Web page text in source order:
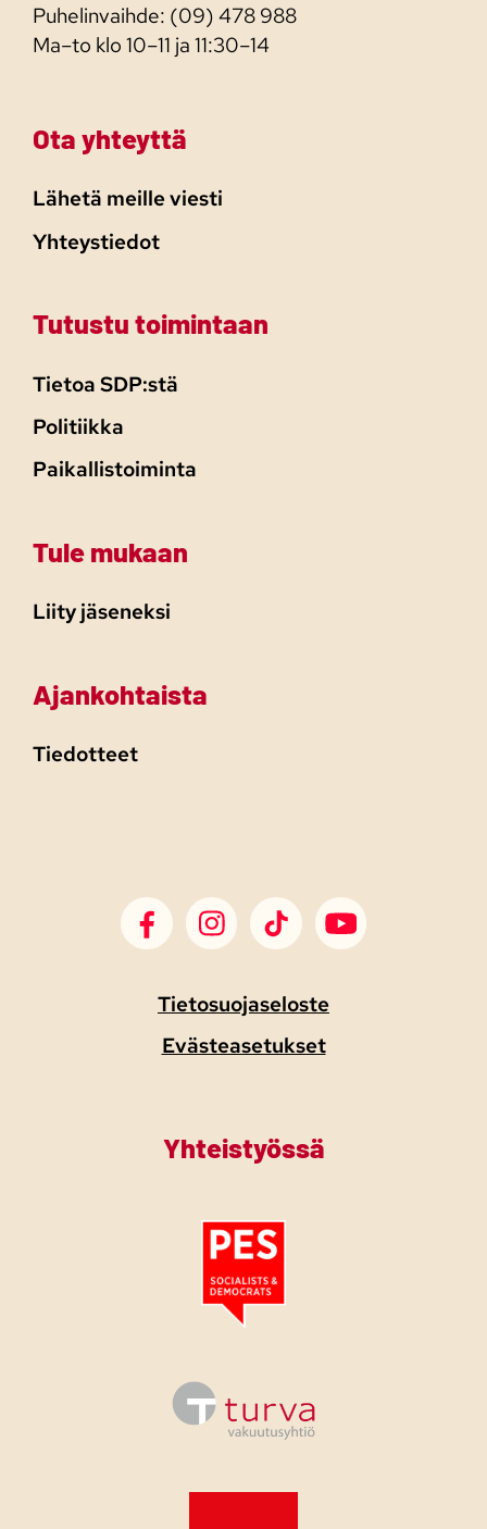
Puhelinvaihde: (09) 478 988
Ma–to klo 10–11 ja 11:30–14
Ota yhteyttä
Lähetä meille viesti
Yhteystiedot
Tutustu toimintaan
Tietoa SDP:stä
Politiikka
Paikallistoiminta
Tule mukaan
Liity jäseneksi
Ajankohtaista
Tiedotteet
SDP Facebook
SDP Instagram
SDP TikTokSDP Youtube
Tietosuojaseloste
Evästeasetukset
Yhteistyössä
Tutustu PES:n periaatejulistukseen